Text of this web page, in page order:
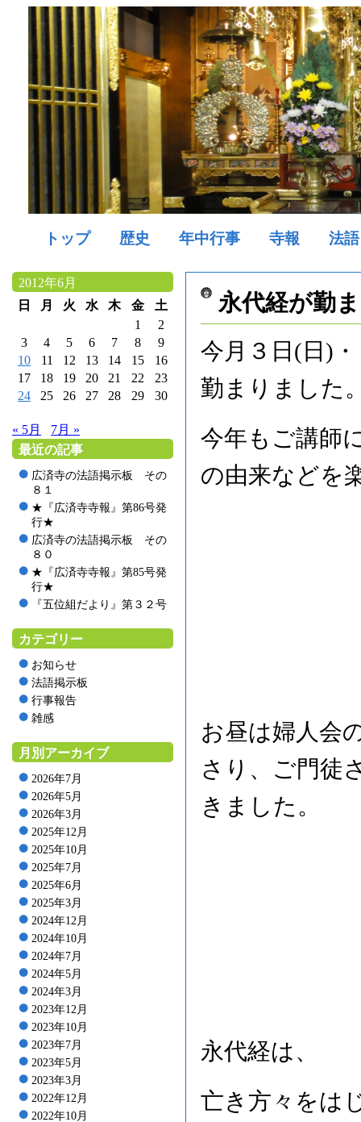
トップ 歴史 年中行事 寺報 法語
2012年6月
日
月 火 水 木 金
土
1
2
3
4 5 6 7 8
9
10
11 12 13 14 15
16
17
18 19 20 21 22
23
24
25 26 27 28 29 30
« 5月
7月 »
最近の記事
広済寺の法語掲示板 その
８１
★『広済寺寺報』第86号発
行★
広済寺の法語掲示板 その
８０
★『広済寺寺報』第85号発
行★
『五位組だより』第３２号
カテゴリー
お知らせ
法語掲示板
行事報告
雑感
月別アーカイブ
2026年7月
2026年5月
2026年3月
2025年12月
2025年10月
2025年7月
2025年6月
2025年3月
2024年12月
2024年10月
2024年7月
2024年5月
2024年3月
2023年12月
2023年10月
2023年7月
2023年5月
2023年3月
2022年12月
2022年10月
永代経が勤
今月３日(日)
勤まりました
今年もご講師
の由来などを
お昼は婦人会
さり、ご門徒
きました。
永代経は、
亡き方々をは